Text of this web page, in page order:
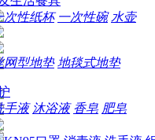
次性纸杯 一次性碗 水壶
网型地垫 地毯式地垫
手液 沐浴液 香皂 肥皂